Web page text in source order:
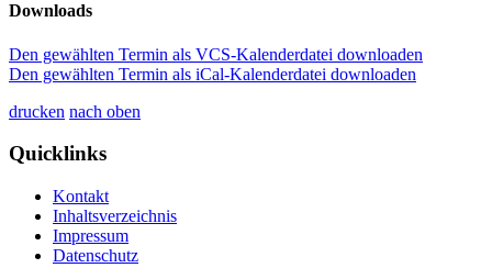
Downloads
Den gewählten Termin als VCS-Kalenderdatei downloaden
Den gewählten Termin als iCal-Kalenderdatei downloaden
drucken nach oben
Quicklinks
Kontakt
Inhaltsverzeichnis
Impressum
Datenschutz